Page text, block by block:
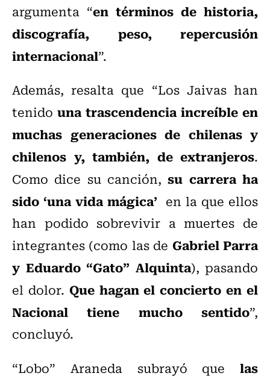
argumenta “en términos de historia,
discografía, peso, repercusión
internacional”.
Además, resalta que “Los Jaivas han
tenido una trascendencia increíble en
muchas generaciones de chilenas y
chilenos y, también, de extranjeros.
Como dice su canción,su carrera ha
sido ‘una vida mágica’ en la que ellos
han podido sobrevivir a muertes de
integrantes (como las de Gabriel Parra
y Eduardo “Gato” Alquinta), pasando
el dolor. Que hagan el concierto en el
Nacional tiene mucho sentido”,
concluyó.
“Lobo” Araneda subrayó que las